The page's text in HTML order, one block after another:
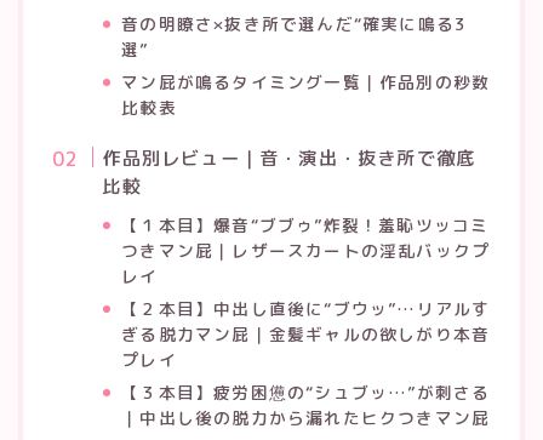
音の明瞭さ×抜き所で選んだ“確実に鳴る3
選”
マン屁が鳴るタイミング一覧｜作品別の秒数
比較表
作品別レビュー｜音・演出・抜き所で徹底
比較
【１本目】爆音“ブブゥ”炸裂！羞恥ツッコミ
つきマン屁｜レザースカートの淫乱バックプ
レイ
【２本目】中出し直後に“ブウッ”…リアルす
ぎる脱力マン屁｜金髪ギャルの欲しがり本音
プレイ
【３本目】疲労困憊の“シュブッ…”が刺さる
｜中出し後の脱力から漏れたヒクつきマン屁